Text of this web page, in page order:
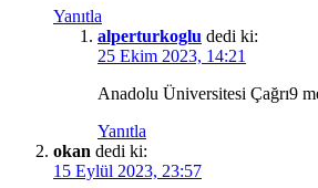
Yanıtla
alperturkoglu dedi ki:
25 Ekim 2023, 14:21
Anadolu Üniversitesi Çağrı9
Yanıtla
okan dedi ki:
15 Eylül 2023, 23:57